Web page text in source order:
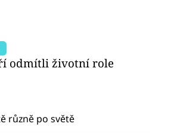
odmítli životní role
různě po světě